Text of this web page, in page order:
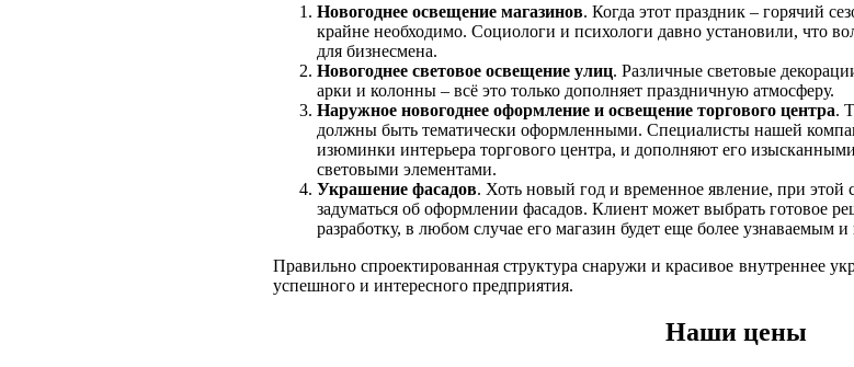
Новогоднее освещение магазинов. Когда этот праздник – горячий
крайне необходимо. Социологи и психологи давно установили, что
для бизнесмена.
Новогоднее световое освещение улиц. Различные световые
арки и колонны – всё это только дополняет праздничную атмосферу.
Наружное новогоднее оформление и освещение торгового центра.
должны быть тематически оформленными. Специалисты нашей
изюминки интерьера торгового центра, и дополняют его
световыми элементами.
Украшение фасадов. Хоть новый год и временное явление, при этой
задуматься об оформлении фасадов. Клиент может выбрать готовое
разработку, в любом случае его магазин будет еще более узнаваемым
Правильно спроектированная структура снаружи и красивое внутреннее
успешного и интересного предприятия.
Наши цены